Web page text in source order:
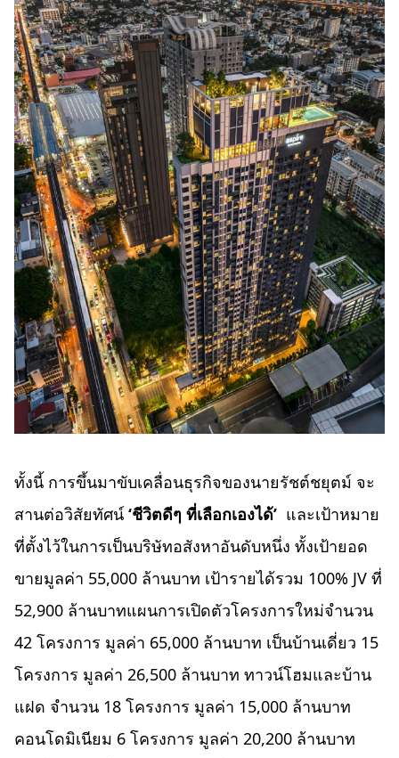
ทั้งนี้ การขึ้นมาขับเคลื่อนธุรกิจของนายรัชต์ชยุตม์ จะ
สานต่อวิสัยทัศน์‘ชีวิตดีๆ ที่เลือกเองได้’ และเป้าหมาย
ที่ตั้งไว้ในการเป็นบริษัทอสังหาอันดับหนึ่ง ทั้งเป้ายอด
ขายมูลค่า 55,000 ล้านบาท เป้ารายได้รวม 100% JV ที่
52,900 ล้านบาทแผนการเปิดตัวโครงการใหม่จำนวน
42 โครงการ มูลค่า 65,000 ล้านบาท เป็นบ้านเดี่ยว 15
โครงการ มูลค่า 26,500 ล้านบาท ทาวน์โฮมและบ้าน
แฝด จำนวน 18 โครงการ มูลค่า 15,000 ล้านบาท
คอนโดมิเนียม 6 โครงการ มูลค่า 20,200 ล้านบาท